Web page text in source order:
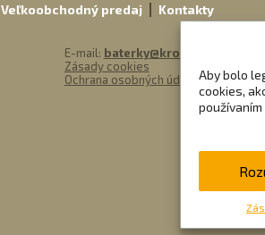
Aby bolo
cookies,
Veľkoobchodný predaj Kontakty
E-mail: baterky@kronium.sk
Zásady cookies
Ochrana osobných údajov